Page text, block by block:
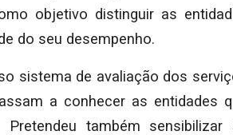
objetivo distinguir as
do seu desempenho.
sistema de avaliação dos
a conhecer as entidades
também sensibilizar